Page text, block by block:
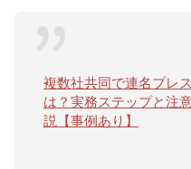
複数社共同で連名プレ
は？実務ステップと注
説【事例あり】